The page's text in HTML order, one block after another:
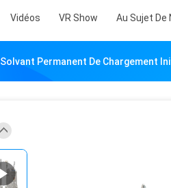
Vidéos VR Show Au Sujet De
Solvant Permanent De Chargement